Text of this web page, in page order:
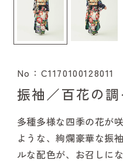
No：C1170100128011
振袖／百花の
多種多様な四季の花が
ような、絢爛豪華な振
ルな配色が、お召しに